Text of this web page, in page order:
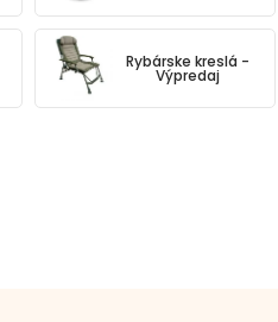
Rybárske kreslá -
Výpredaj